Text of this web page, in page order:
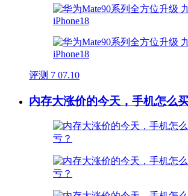
评测 7 07.10
内存大涨价的今天，手机怎么